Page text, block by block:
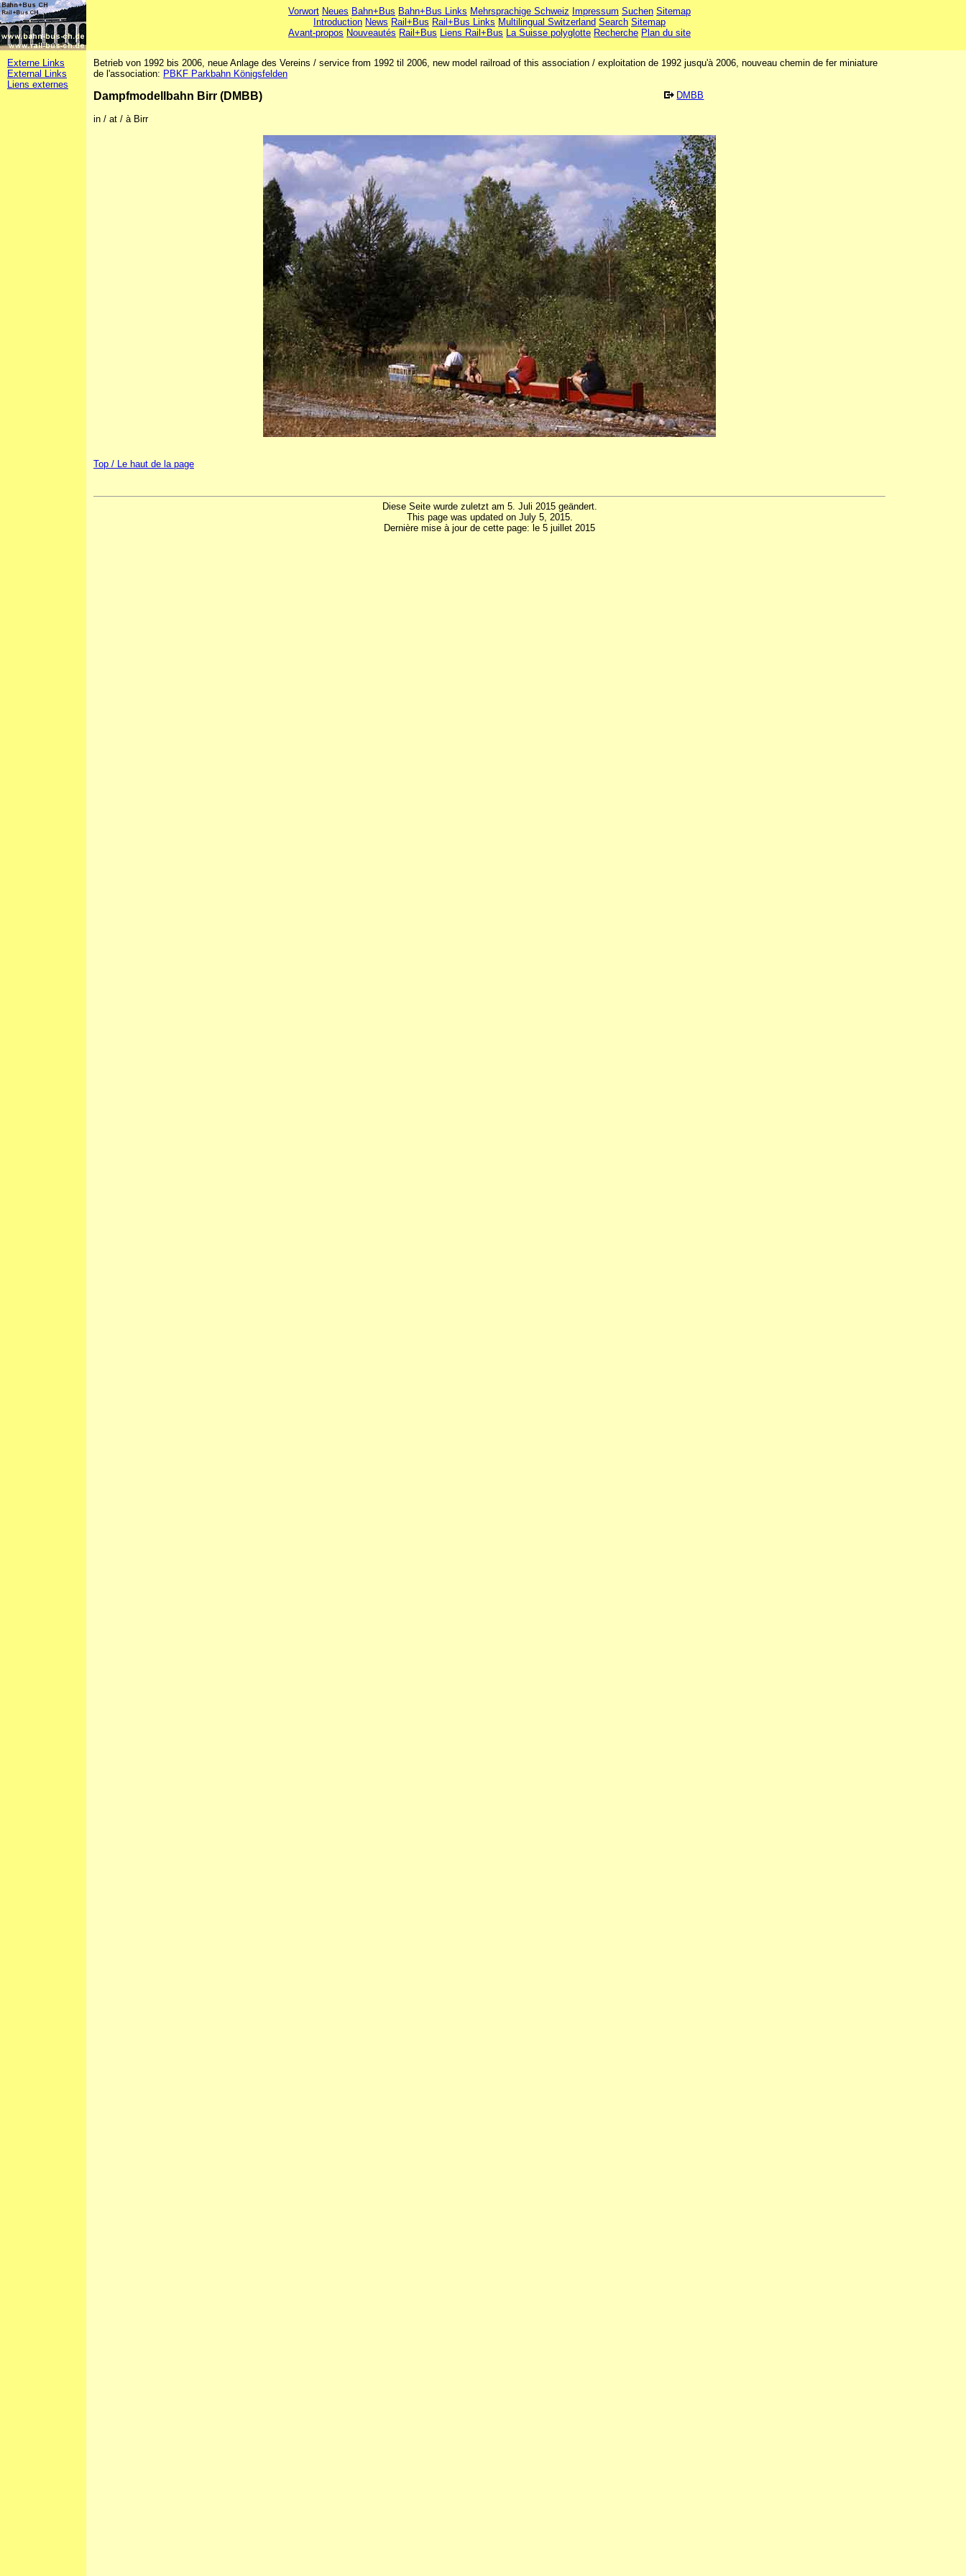
Vorwort Neues Bahn+Bus Bahn+Bus Links Mehrsprachige Schweiz Impressum Suchen Sitemap
Introduction News Rail+Bus Rail+Bus Links Multilingual Switzerland Search Sitemap
Avant-propos Nouveautés Rail+Bus Liens Rail+Bus La Suisse polyglotte Recherche Plan du site
Externe Links
External Links
Liens externes
Betrieb von 1992 bis 2006, neue Anlage des Vereins / service from 1992 til 2006, new model railroad of this association / exploitation de 1992 jusqu'à 2006, nouveau chemin de fer miniature
de l'association: PBKF Parkbahn Königsfelden
Dampfmodellbahn Birr (DMBB) DMBB
in / at / à Birr
Top / Le haut de la page
Diese Seite wurde zuletzt am 5. Juli 2015 geändert.
This page was updated on July 5, 2015.
Dernière mise à jour de cette page: le 5 juillet 2015